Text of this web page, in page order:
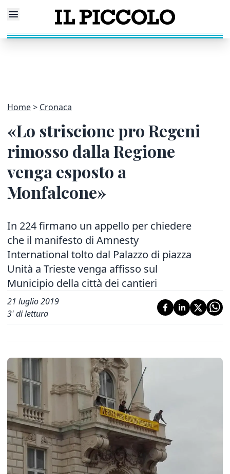
Home Cronaca
«Lo striscione pro Regeni
rimosso dalla Regione
venga esposto a
Monfalcone»
In 224 firmano un appello per chiedere
che il manifesto di Amnesty
International tolto dal Palazzo di piazza
Unità a Trieste venga affisso sul
Municipio della città dei cantieri
21 luglio 2019
3' di lettura